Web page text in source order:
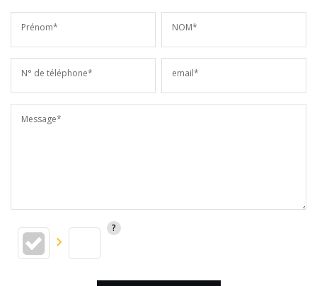
Prénom* NOM*
N° de téléphone* email*
Message*